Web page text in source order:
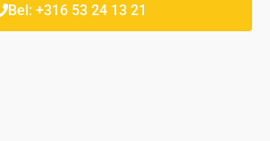
Bel: +316 53 24 13 21